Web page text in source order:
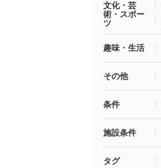
文化・芸
術・スポー
ツ
趣味・生活
その他
条件
施設条件
タグ